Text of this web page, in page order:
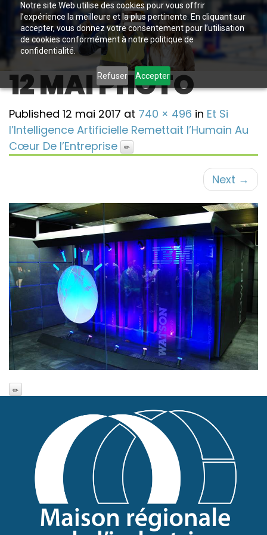
Notre site Web utilise des cookies pour vous offrir
l’expérience la meilleure et la plus pertinente. En cliquant sur
accepter, vous donnez votre consentement pour l’utilisation
de cookies conformément à notre politique de
confidentialité.
Refuser Accepter
12 MAI PHOTO
Published 12 mai 2017 at 740 × 496 in Et Si
l’Intelligence Artificielle Remettait l’Humain Au
Cœur De l’Entreprise
Next →